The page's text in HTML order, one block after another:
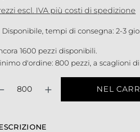
escl. IVA più costi di spedizione
Disponibile, tempi di consegna: 2-3
1600 pezzi disponibili.
d'ordine: 800 pezzi, a scaglioni
NEL